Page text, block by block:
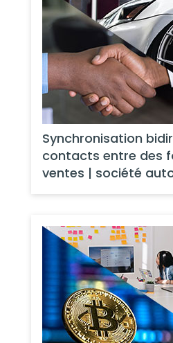
Synchronisation
contacts entre des
ventes | société